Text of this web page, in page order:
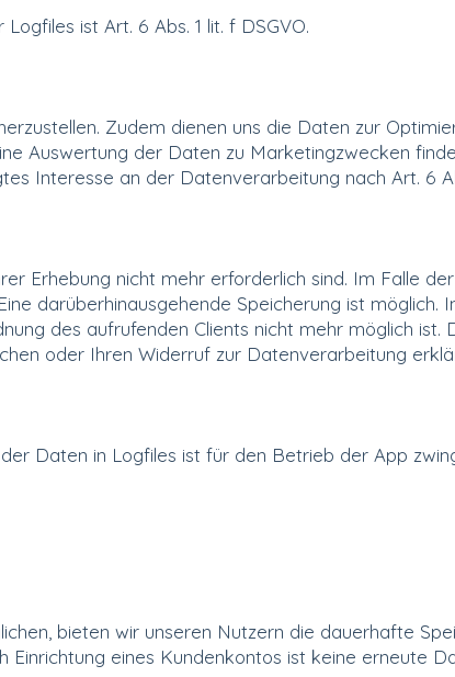
ist Art. 6 Abs. 1 lit. f DSGVO.
Zudem dienen uns die Daten zur
Auswertung der Daten zu Marketingzwecken
Interesse an der Datenverarbeitung nach Art. 6
Erhebung nicht mehr erforderlich sind. Im Falle
darüberhinausgehende Speicherung ist möglich.
des aufrufenden Clients nicht mehr möglich ist.
oder Ihren Widerruf zur Datenverarbeitung
Daten in Logfiles ist für den Betrieb der App
bieten wir unseren Nutzern die dauerhafte
eines Kundenkontos ist keine erneute